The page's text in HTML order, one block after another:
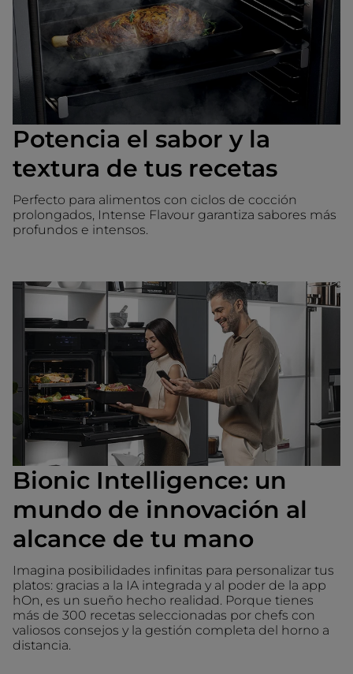
Potencia el sabor y la
textura de tus recetas
Perfecto para alimentos con ciclos de cocción
prolongados, Intense Flavour garantiza sabores más
profundos e intensos.
Bionic Intelligence: un
mundo de innovación al
alcance de tu mano
Imagina posibilidades infinitas para personalizar tus
platos: gracias a la IA integrada y al poder de la app
hOn, es un sueño hecho realidad. Porque tienes
más de 300 recetas seleccionadas por chefs con
valiosos consejos y la gestión completa del horno a
distancia.